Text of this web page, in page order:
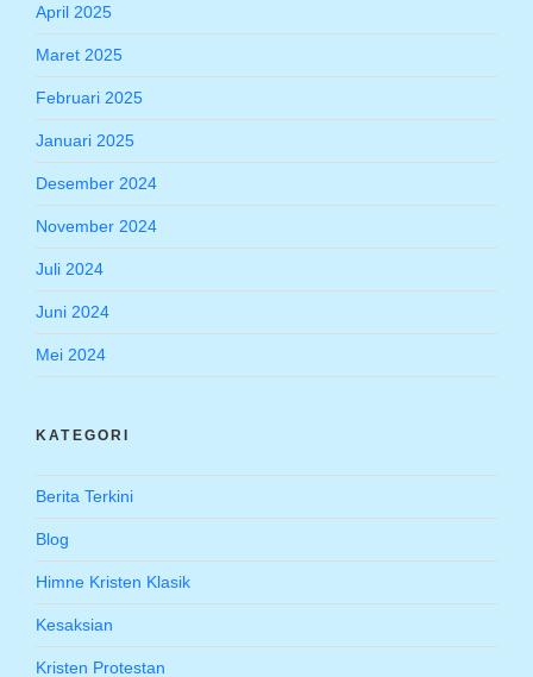
April 2025
Maret 2025
Februari 2025
Januari 2025
Desember 2024
November 2024
Juli 2024
Juni 2024
Mei 2024
KATEGORI
Berita Terkini
Blog
Himne Kristen Klasik
Kesaksian
Kristen Protestan